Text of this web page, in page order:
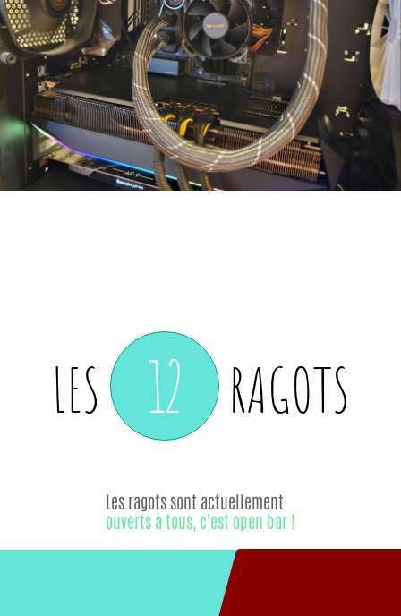
LES 12 RAGOTS
Les ragots sont actuellement
ouverts à tous, c'est open bar !